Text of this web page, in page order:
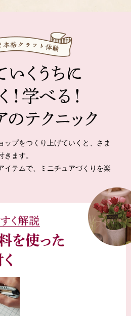
ップをつくり上げていくと、さま
ます。
イテムで、ミニチュアづくりを楽